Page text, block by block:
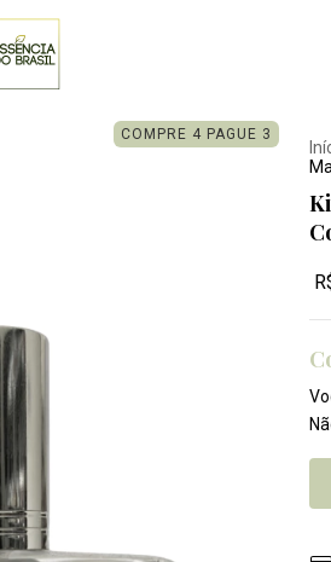
COMPRE 4 PAGUE 3